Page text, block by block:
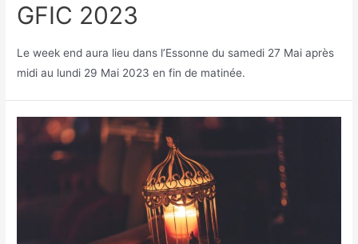
GFIC 2023
Le week end aura lieu dans l’Essonne du samedi 27 Mai après
midi au lundi 29 Mai 2023 en fin de matinée.